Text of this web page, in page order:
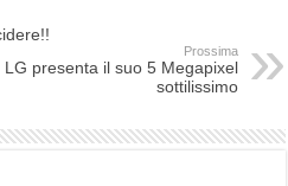
Prossima
LG presenta il suo 5 Megapixel
sottilissimo